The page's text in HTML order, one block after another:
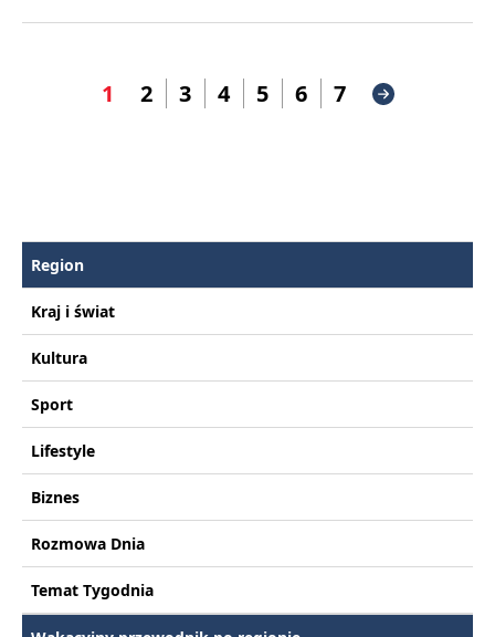
1 2 3 4 5 6 7
Region
Kraj i świat
Kultura
Sport
Lifestyle
Biznes
Rozmowa Dnia
Temat Tygodnia